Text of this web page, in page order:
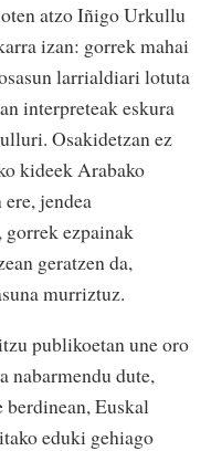
atzo Iñigo Urkullu
izan: gorrek mahai
larrialdiari lotuta
interpreteak eskura
Osakidetzan ez
kideek Arabako
jendea
gorrek ezpainak
geratzen da,
murriztuz.
publikoetan une oro
nabarmendu dute,
berdinean, Euskal
eduki gehiago